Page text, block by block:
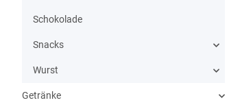
Schokolade
Snacks
Wurst
Getränke